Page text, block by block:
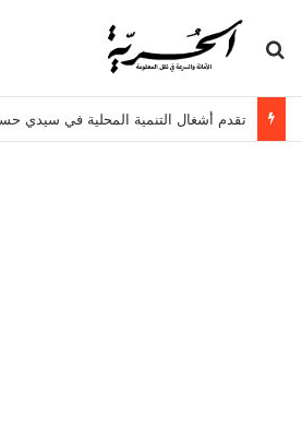
بحث عن
تقدم أشغال التنمية المحلية في سيدي